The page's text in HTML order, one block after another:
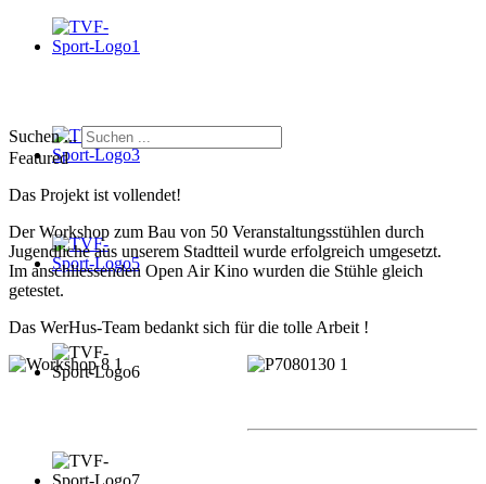
Suchen ...
Featured
Das Projekt ist vollendet!
Der Workshop zum Bau von 50 Veranstaltungsstühlen durch
Jugendliche aus unserem Stadtteil wurde erfolgreich umgesetzt.
Im anschliessenden Open Air Kino wurden die Stühle gleich
getestet.
Das WerHus-Team bedankt sich für die tolle Arbeit !